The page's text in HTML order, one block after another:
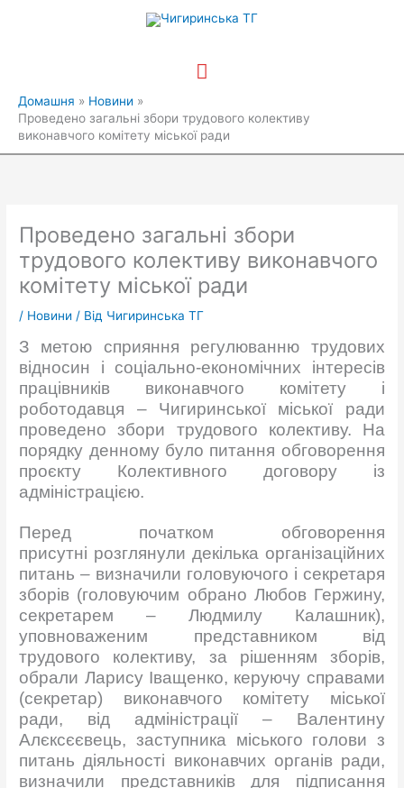
Головне
меню
Домашня
Новини
Проведено загальні збори трудового колективу
виконавчого комітету міської ради
Проведено загальні збори
трудового колективу виконавчого
комітету міської ради
/ Новини / Від Чигиринська ТГ
З метою сприяння регулюванню трудових
відносин і соціально-економічних інтересів
працівників виконавчого комітету і
роботодавця – Чигиринської міської ради
проведено збори трудового колективу. На
порядку денному було питання обговорення
проєкту Колективного договору із
адміністрацією.
Перед початком обговорення
присутні розглянули декілька організаційних
питань – визначили головуючого і секретаря
зборів (головуючим обрано Любов Гержину,
секретарем – Людмилу Калашник),
уповноваженим представником від
трудового колективу, за рішенням зборів,
обрали Ларису Іващенко, керуючу справами
(секретар) виконавчого комітету міської
ради, від адміністрації – Валентину
Алєксєєвець, заступника міського голови з
питань діяльності виконавчих органів ради,
визначили представників для підписання